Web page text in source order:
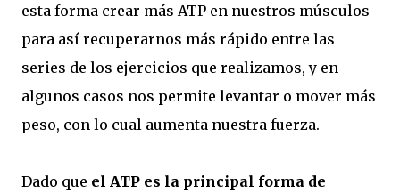
esta forma crear más ATP en nuestros músculos
para así recuperarnos más rápido entre las
series de los ejercicios que realizamos, y en
algunos casos nos permite levantar o mover más
peso, con lo cual aumenta nuestra fuerza.
Dado que el ATP es la principal forma de